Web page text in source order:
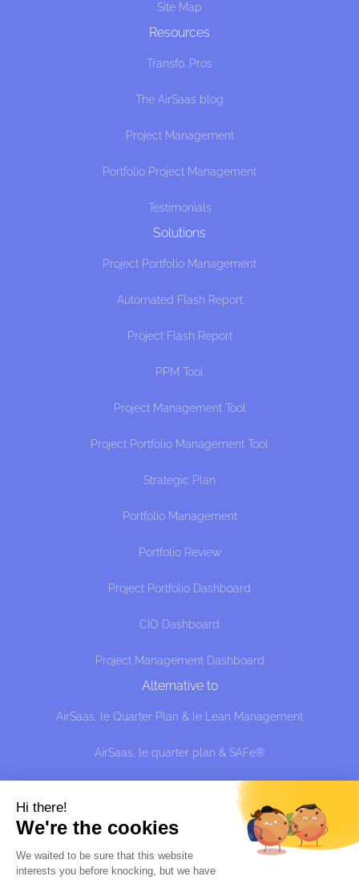
Hi there!
We're the cookies
We waited to be sure that this website
interests you before knocking, but we have
Site Map
Resources
Transfo. Pros
The AirSaas blog
Project Management
Portfolio Project Management
Testimonials
Solutions
Project Portfolio Management
Automated Flash Report
Project Flash Report
PPM Tool
Project Management Tool
Project Portfolio Management Tool
Strategic Plan
Portfolio Management
Portfolio Review
Project Portfolio Dashboard
CIO Dashboard
Project Management Dashboard
Alternative to
AirSaas, le Quarter Plan & le Lean Management
AirSaas, le quarter plan & SAFe®
AirSaaS the Quarter Plan and the effective approach:
managing uncertainty without predicting, shit?
Sciforma